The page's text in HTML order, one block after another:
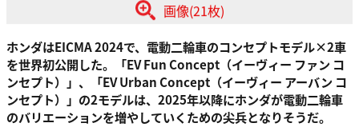
画像(21枚)
ホンダはEICMA 2024で、電動二輪車のコンセプトモデル×2車
を世界初公開した。「EV Fun Concept（イーヴィー ファン コ
ンセプト）」、「EV Urban Concept（イーヴィー アーバン コ
ンセプト）」の2モデルは、2025年以降にホンダが電動二輪車
のバリエーションを増やしていくための尖兵となりそうだ。